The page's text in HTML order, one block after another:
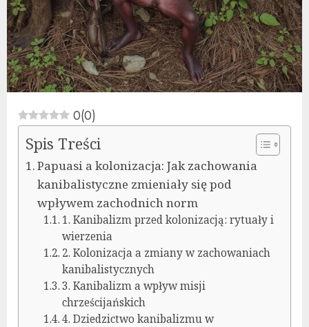
0(0)
Spis Treści
Papuasi a kolonizacja: Jak zachowania
kanibalistyczne zmieniały się pod
wpływem zachodnich norm
1. Kanibalizm przed kolonizacją: rytuały i
wierzenia
2. Kolonizacja a zmiany w zachowaniach
kanibalistycznych
3. Kanibalizm a wpływ misji
chrześcijańskich
4. Dziedzictwo kanibalizmu w